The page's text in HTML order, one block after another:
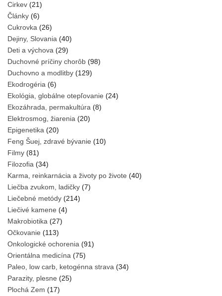
Cirkev (21)
Články (6)
Cukrovka (26)
Dejiny, Slovania (40)
Deti a výchova (29)
Duchovné príčiny chorôb (98)
Duchovno a modlitby (129)
Ekodrogéria (6)
Ekológia, globálne otepľovanie (24)
Ekozáhrada, permakultúra (8)
Elektrosmog, žiarenia (20)
Epigenetika (20)
Feng Šuej, zdravé bývanie (10)
Filmy (81)
Filozofia (34)
Karma, reinkarnácia a životy po živote (40)
Liečba zvukom, ladičky (7)
Liečebné metódy (214)
Liečivé kamene (4)
Makrobiotika (27)
Očkovanie (113)
Onkologické ochorenia (91)
Orientálna medicína (75)
Paleo, low carb, ketogénna strava (34)
Parazity, plesne (25)
Plochá Zem (17)